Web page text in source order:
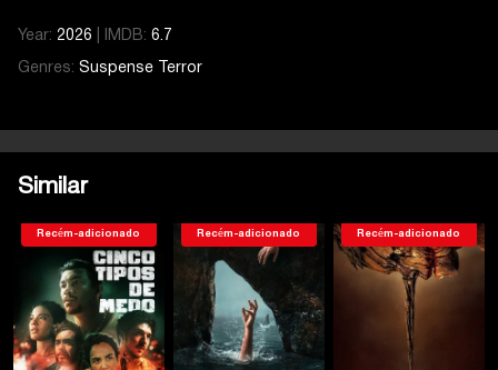
Year: 2026 IMDB: 6.7
Genres: Suspense Terror
Similar
Recém-adicionado Recém-adicionado Recém-adicionado